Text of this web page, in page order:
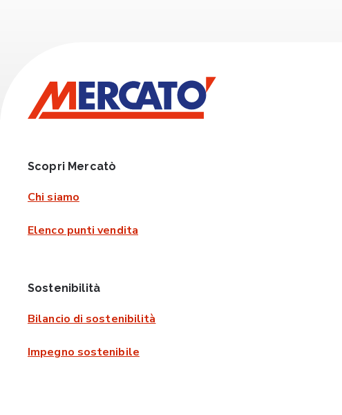
Scopri Mercatò
Chi siamo
Elenco punti vendita
Sostenibilità
Bilancio di sostenibilità
Impegno sostenibile